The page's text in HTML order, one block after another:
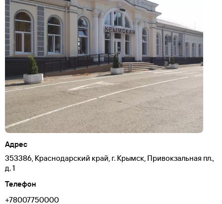
Адрес
353386, Краснодарский край, г. Крымск, Привокзальная пл.,
д. 1
Телефон
+78007750000